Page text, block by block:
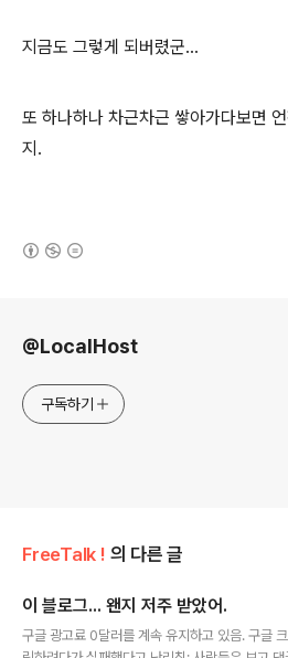
지금도 그렇게 되버렸군...
또 하나하나 차근차근 쌓아가다보면
지.
@LocalHost
구독하기
FreeTalk ! 의 다른 글
이 블로그... 왠지 저주 받았어.
구글 광고료 0달러를 계속 유지하고 있음. 구글